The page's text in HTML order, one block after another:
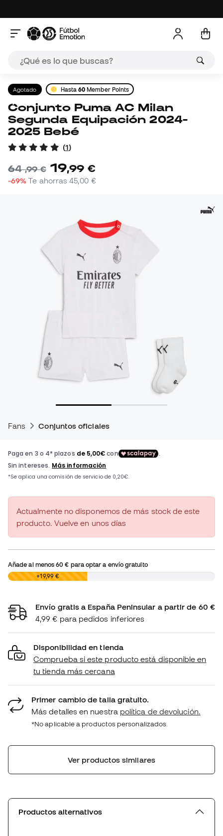
Agotado Hasta60 Member Points
Conjunto Puma AC Milan
Segunda Equipación 2024-
2025 Bebé
(1)
64,99 € 19,99 €
-69% Te ahorras45,00 €
Fans Conjuntos oficiales
Actualmente no disponemos de más stock de este
producto. Vuelve en unos días
Añade al menos60 € para optar a envío gratuito
0,00 € +19,99 €
Envío gratis a España Peninsular a partir de 60 €
4,99 € para pedidos inferiores
Disponibilidad en tienda
Comprueba si este producto está disponible en
tu tienda más cercana
Primer cambio de talla gratuito.
Más detalles en nuestra política de devolución.
*No aplicable a productos personalizados.
Ver productos similares
Productos alternativos